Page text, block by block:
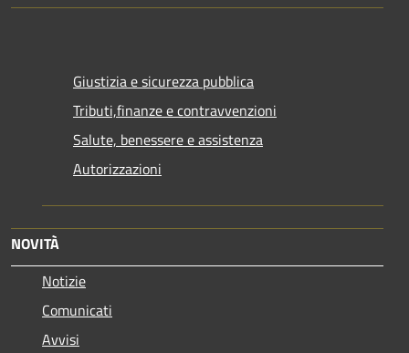
Giustizia e sicurezza pubblica
Tributi,finanze e contravvenzioni
Salute, benessere e assistenza
Autorizzazioni
NOVITÀ
Notizie
Comunicati
Avvisi